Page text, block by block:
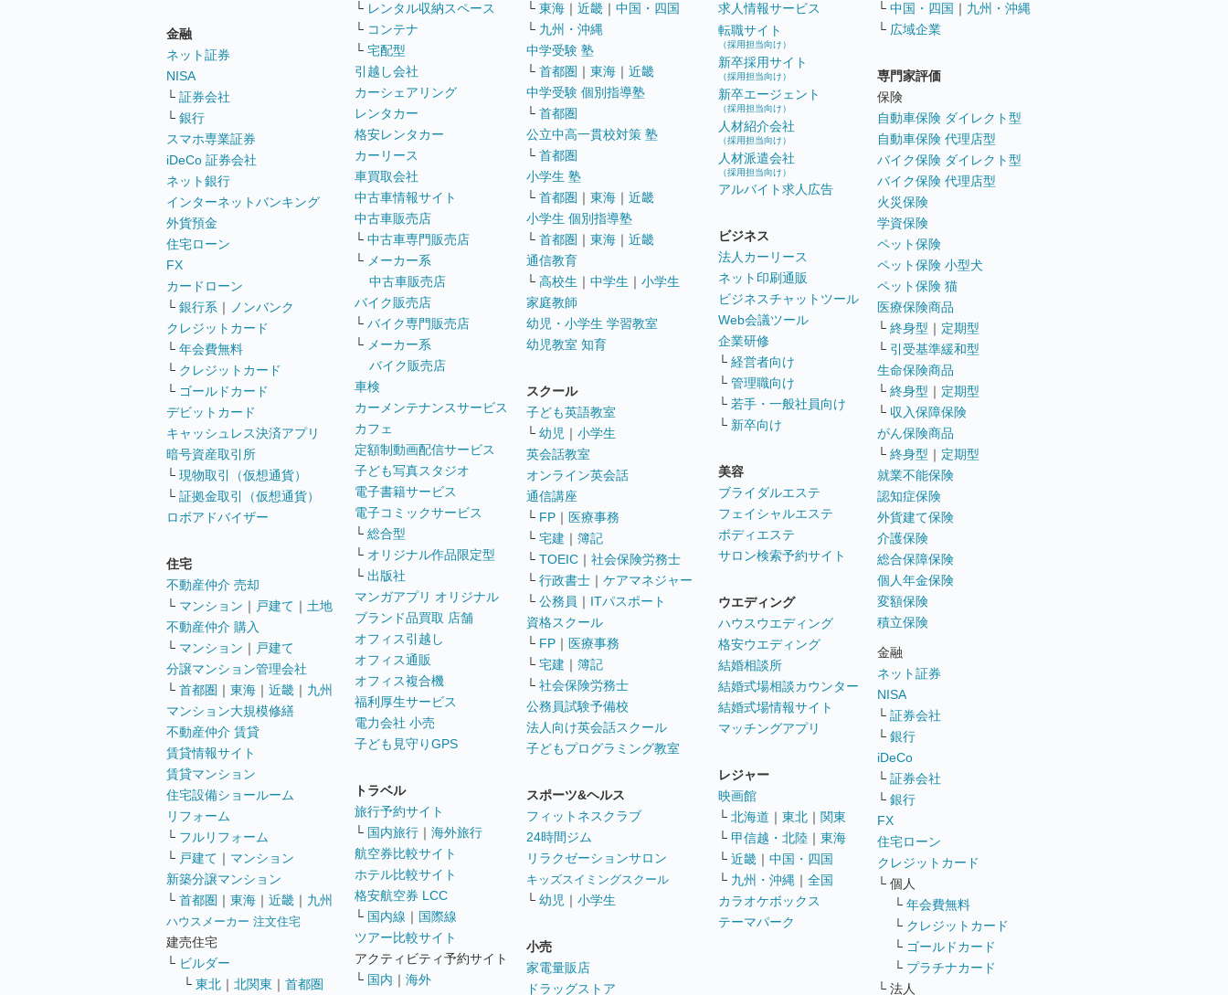
金融
ネット証券
NISA
└ 証券会社
└ 銀行
スマホ専業証券
iDeCo 証券会社
ネット銀行
インターネットバンキング
外貨預金
住宅ローン
FX
カードローン
└ 銀行系 ｜
ノンバンク
クレジットカード
└ 年会費無料
└ クレジットカード
└ ゴールドカード
デビットカード
キャッシュレス決済アプリ
暗号資産取引所
└ 現物取引（仮想通貨）
└ 証拠金取引（仮想通貨）
ロボアドバイザー
住宅
不動産仲介 売却
└ マンション ｜ 戸建て ｜ 土地
不動産仲介 購入
└ マンション ｜ 戸建て
分譲マンション管理会社
└ 首都圏 ｜ 東海 ｜ 近畿 ｜ 九州
マンション大規模修繕
不動産仲介 賃貸
賃貸情報サイト
賃貸マンション
住宅設備ショールーム
リフォーム
└ フルリフォーム
└ 戸建て ｜ マンション
新築分譲マンション
└ 首都圏 ｜ 東海 ｜ 近畿 ｜ 九州
ハウスメーカー 注文住宅
建売住宅
└ ビルダー
└ 東北 ｜ 北関東 ｜ 首都圏
└ レンタル収納スペース
└ コンテナ
└ 宅配型
引越し会社
カーシェアリング
レンタカー
格安レンタカー
カーリース
車買取会社
中古車情報サイト
中古車販売店
└ 中古車専門販売店
└ メーカー系
中古車販売店
バイク販売店
└ バイク専門販売店
└ メーカー系
バイク販売店
車検
カーメンテナンスサービス
カフェ
定額制動画配信サービス
子ども写真スタジオ
電子書籍サービス
電子コミックサービス
└ 総合型
└ オリジナル作品限定型
└ 出版社
マンガアプリ オリジナル
ブランド品買取 店舗
オフィス引越し
オフィス通販
オフィス複合機
福利厚生サービス
電力会社 小売
子ども見守りGPS
トラベル
旅行予約サイト
└ 国内旅行 ｜ 海外旅行
航空券比較サイト
ホテル比較サイト
格安航空券 LCC
└ 国内線 ｜ 国際線
ツアー比較サイト
アクティビティ予約サイト
└ 国内 ｜ 海外
└ 東海 ｜ 近畿 ｜ 中国・四国
└ 九州・沖縄
中学受験 塾
└ 首都圏 ｜ 東海 ｜ 近畿
中学受験 個別指導塾
└ 首都圏
公立中高一貫校対策 塾
└ 首都圏
小学生 塾
└ 首都圏 ｜ 東海 ｜ 近畿
小学生 個別指導塾
└ 首都圏 ｜ 東海 ｜ 近畿
通信教育
└ 高校生 ｜ 中学生 ｜ 小学生
家庭教師
幼児・小学生 学習教室
幼児教室 知育
スクール
子ども英語教室
└ 幼児 ｜ 小学生
英会話教室
オンライン英会話
通信講座
└ FP ｜ 医療事務
└ 宅建 ｜ 簿記
└ TOEIC ｜ 社会保険労務士
└ 行政書士 ｜ ケアマネジャー
└ 公務員 ｜ ITパスポート
資格スクール
└ FP ｜ 医療事務
└ 宅建 ｜ 簿記
└ 社会保険労務士
公務員試験予備校
法人向け英会話スクール
子どもプログラミング教室
スポーツ&ヘルス
フィットネスクラブ
24時間ジム
リラクゼーションサロン
キッズスイミングスクール
└ 幼児 ｜ 小学生
小売
家電量販店
ドラッグストア
求人情報サービス
転職サイト
（採用担当向け）
新卒採用サイト
（採用担当向け）
新卒エージェント
（採用担当向け）
人材紹介会社
（採用担当向け）
人材派遣会社
（採用担当向け）
アルバイト求人広告
ビジネス
法人カーリース
ネット印刷通販
ビジネスチャットツール
Web会議ツール
企業研修
└ 経営者向け
└ 管理職向け
└ 若手・一般社員向け
└ 新卒向け
美容
ブライダルエステ
フェイシャルエステ
ボディエステ
サロン検索予約サイト
ウエディング
ハウスウエディング
格安ウエディング
結婚相談所
結婚式場相談カウンター
結婚式場情報サイト
マッチングアプリ
レジャー
映画館
└ 北海道 ｜ 東北 ｜ 関東
└ 甲信越・北陸 ｜ 東海
└ 近畿 ｜ 中国・四国
└ 九州・沖縄 ｜ 全国
カラオケボックス
テーマパーク
└ 中国・四国 ｜ 九州・沖縄
└ 広域企業
専門家評価
保険
自動車保険 ダイレクト型
自動車保険 代理店型
バイク保険 ダイレクト型
バイク保険 代理店型
火災保険
学資保険
ペット保険
ペット保険 小型犬
ペット保険 猫
医療保険商品
└ 終身型 ｜ 定期型
└ 引受基準緩和型
生命保険商品
└ 終身型 ｜ 定期型
└ 収入保障保険
がん保険商品
└ 終身型 ｜ 定期型
就業不能保険
認知症保険
外貨建て保険
介護保険
総合保障保険
個人年金保険
変額保険
積立保険
金融
ネット証券
NISA
└ 証券会社
└ 銀行
iDeCo
└ 証券会社
└ 銀行
FX
住宅ローン
クレジットカード
└ 個人
└ 年会費無料
└ クレジットカード
└ ゴールドカード
└ プラチナカード
└ 法人